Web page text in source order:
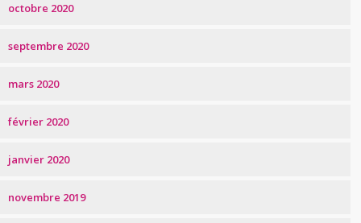
octobre 2020
septembre 2020
mars 2020
février 2020
janvier 2020
novembre 2019